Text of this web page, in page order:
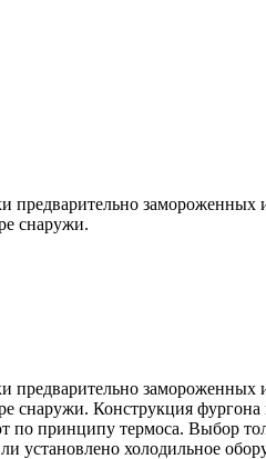
предварительно
снаружи.
предварительно
Конструкция фургона
по принципу термоса. Выбор
холодильное